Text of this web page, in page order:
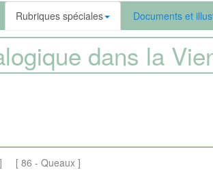
Rubriques spéciales Documents et
dans la
[ 86 - Queaux ]